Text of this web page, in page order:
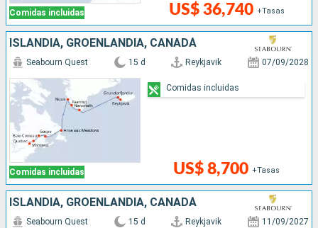
Comidas incluidas US$ 36,740 +Tasas
ISLANDIA, GROENLANDIA, CANADÁ
Comidas incluidas
Seabourn Quest 15 d Reykjavik 07/09/2028
US$ 8,700 +Tasas
Comidas incluidas
ISLANDIA, GROENLANDIA, CANADÁ
Seabourn Quest 15 d Reykjavik 11/09/2027